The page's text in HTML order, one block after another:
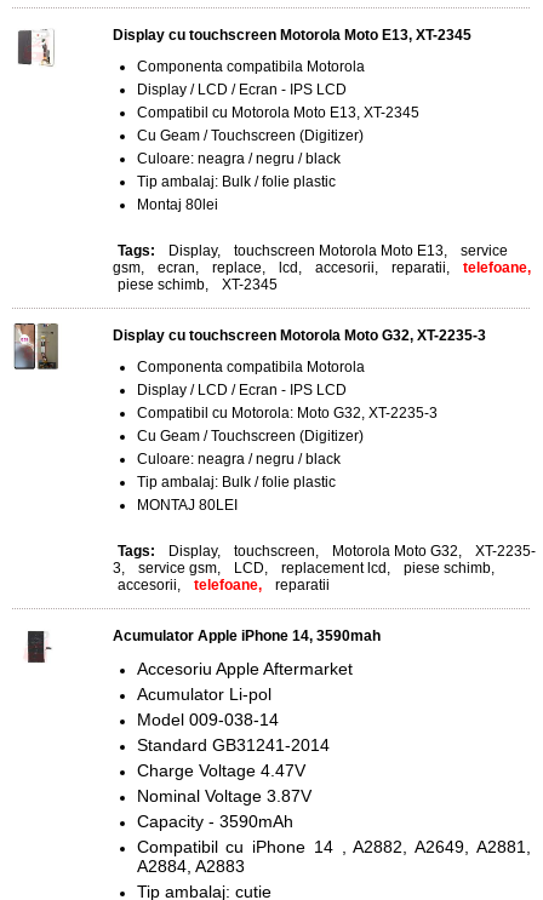
Display cu touchscreen Motorola Moto E13, XT-2345
Componenta compatibila Motorola
Display / LCD / Ecran - IPS LCD
Compatibil cu Motorola Moto E13, XT-2345
Cu Geam / Touchscreen (Digitizer)
Culoare: neagra / negru / black
Tip ambalaj: Bulk / folie plastic
Montaj 80lei
Tags: Display, touchscreen Motorola Moto E13,
service
gsm, ecran, replace, lcd , accesorii, reparatii,
telefoane,
piese schimb, XT-2345
Display cu touchscreen Motorola Moto G32, XT-2235-3
Componenta compatibila Motorola
Display / LCD / Ecran - IPS LCD
Compatibil cu Motorola: Moto G32, XT-2235-3
Cu Geam / Touchscreen (Digitizer)
Culoare: neagra / negru / black
Tip ambalaj: Bulk / folie plastic
MONTAJ 80LEI
Tags: Display, touchscreen, Motorola Moto G32,
XT-2235-
3, service gsm, LCD, replacement lcd , piese schimb,
accesorii, telefoane, reparatii
Acumulator Apple iPhone 14, 3590mah
Accesoriu Apple Aftermarket
Acumulator Li-pol
Model 009-038-14
Standard GB31241-2014
Charge Voltage 4.47V
Nominal Voltage 3.87V
Capacity - 3590mAh
Compatibil cu iPhone 14 , A2882, A2649, A2881,
A2884, A2883
Tip ambalaj: cutie